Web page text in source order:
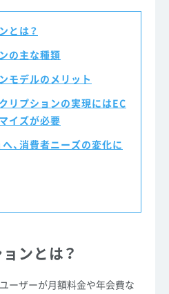
とは？
の主な種類
モデルのメリット
リプションの実現にはEC
イズが必要
へ、消費者ニーズの変化に
ンとは？
ーザーが月額料金や年会費な